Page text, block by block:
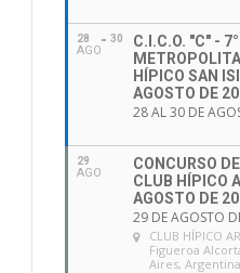
28
AGO
30
C.I.C.O. "C" -
HÍPICO SAN
AGOSTO DE
28 AL 30 DE
29
AGO
CONCURSO
CLUB HÍPICO
AGOSTO DE
29 DE AGOSTO
CLUB HÍPICO
Figueroa
Aires, Argentina